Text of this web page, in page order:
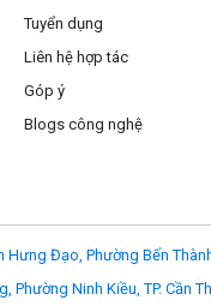
Tuyển dụng
Liên hệ hợp tác
Góp ý
Blogs công nghệ
Hưng Đạo, Phường Bến
Phường Ninh Kiều, TP. Cần